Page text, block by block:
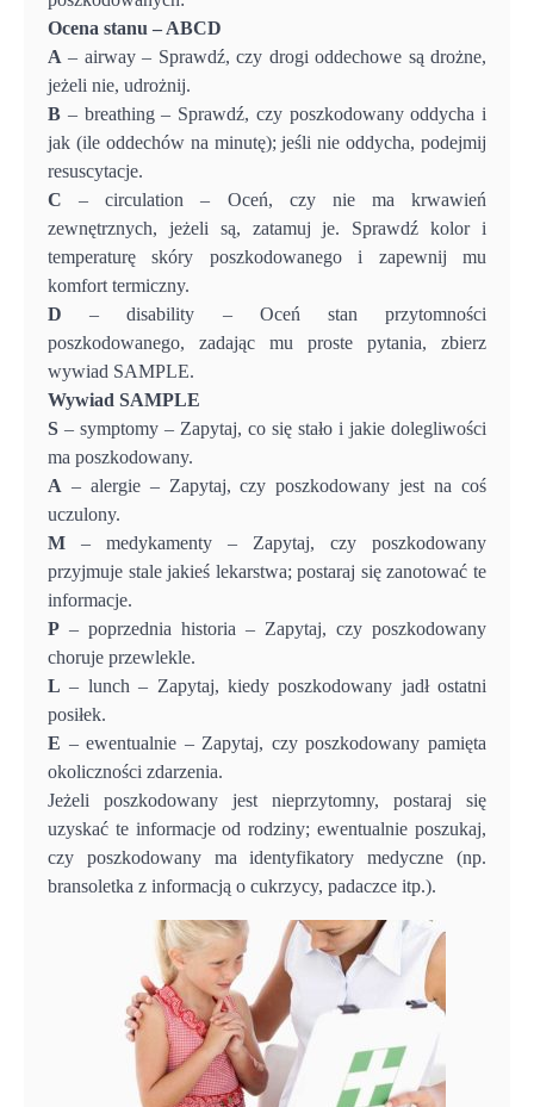
Ocena stanu – ABCD
A – airway – Sprawdź, czy drogi oddechowe są drożne,
jeżeli nie, udrożnij.
B – breathing – Sprawdź, czy poszkodowany oddycha i
jak (ile oddechów na minutę); jeśli nie oddycha, podejmij
resuscytacje.
C – circulation – Oceń, czy nie ma krwawień
zewnętrznych, jeżeli są, zatamuj je. Sprawdź kolor i
temperaturę skóry poszkodowanego i zapewnij mu
komfort termiczny.
D – disability – Oceń stan przytomności
poszkodowanego, zadając mu proste pytania, zbierz
wywiad SAMPLE.
Wywiad SAMPLE
S – symptomy – Zapytaj, co się stało i jakie dolegliwości
ma poszkodowany.
A – alergie – Zapytaj, czy poszkodowany jest na coś
uczulony.
M – medykamenty – Zapytaj, czy poszkodowany
przyjmuje stale jakieś lekarstwa; postaraj się zanotować te
informacje.
P – poprzednia historia – Zapytaj, czy poszkodowany
choruje przewlekle.
L – lunch – Zapytaj, kiedy poszkodowany jadł ostatni
posiłek.
E – ewentualnie – Zapytaj, czy poszkodowany pamięta
okoliczności zdarzenia.
Jeżeli poszkodowany jest nieprzytomny, postaraj się
uzyskać te informacje od rodziny; ewentualnie poszukaj,
czy poszkodowany ma identyfikatory medyczne (np.
bransoletka z informacją o cukrzycy, padaczce itp.).